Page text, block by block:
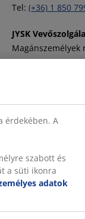
Tel: (+36) 1 850
JYSK
Magánszemélyek
Vegye fel a
JYSK követése
érdekében. A
szabott és
a süti ikonra
adatok